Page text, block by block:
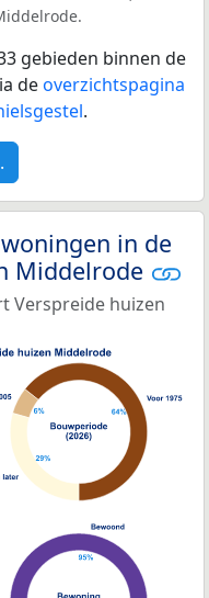
gebieden binnen de
deoverzichtspagina
.
in de
Middelrode
Verspreide huizen